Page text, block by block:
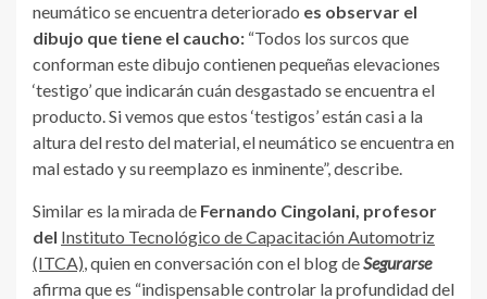
neumático se encuentra deteriorado es observar el
dibujo que tiene el caucho: “Todos los surcos que
conforman este dibujo contienen pequeñas elevaciones
‘testigo’ que indicarán cuán desgastado se encuentra el
producto. Si vemos que estos ‘testigos’ están casi a la
altura del resto del material, el neumático se encuentra en
mal estado y su reemplazo es inminente”, describe.
Similar es la mirada de Fernando Cingolani, profesor
del Instituto Tecnológico de Capacitación Automotriz
(ITCA) , quien en conversación con el blog deSegurarse
afirma que es “indispensable controlar la profundidad del